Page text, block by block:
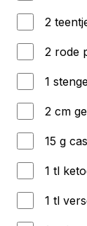
2
2 rode
1
2 cm
15 g
1 tl
1 tl